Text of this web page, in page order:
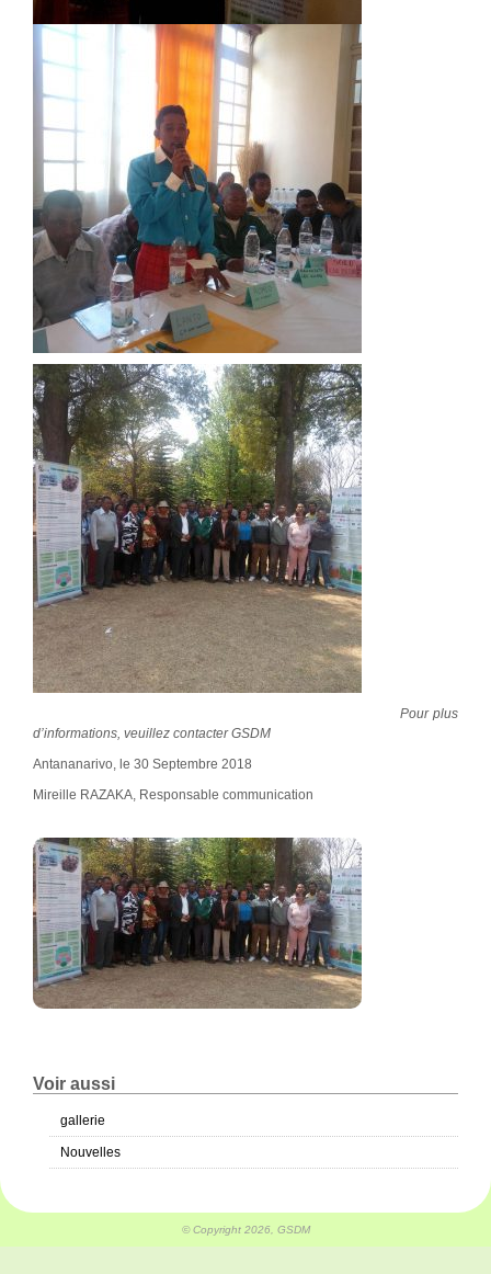
Pour plus
d’informations, veuillez contacter GSDM
Antananarivo, le 30 Septembre 2018
Mireille RAZAKA, Responsable communication
Voir aussi
gallerie
Nouvelles
© Copyright 2026, GSDM